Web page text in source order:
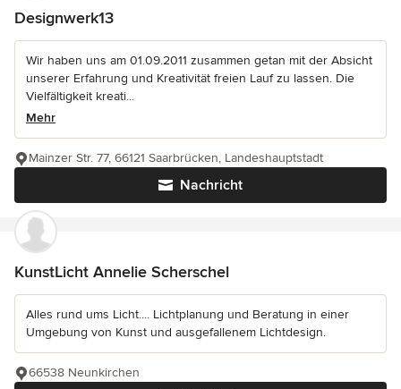
Designwerk13
Wir haben uns am 01.09.2011 zusammen getan mit der Absicht
unserer Erfahrung und Kreativität freien Lauf zu lassen. Die
Vielfältigkeit kreati...
Mehr
Nachricht
Mainzer Str. 77, 66121 Saarbrücken, Landeshauptstadt
KunstLicht Annelie Scherschel
Alles rund ums Licht.... Lichtplanung und Beratung in einer
Umgebung von Kunst und ausgefallenem Lichtdesign.
66538 Neunkirchen